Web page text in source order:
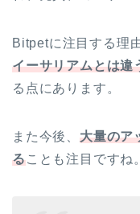
Bitpetに注目する理
イーサリアムとは違
る点にあります。
また今後、 大量のア
ることも注目ですね。